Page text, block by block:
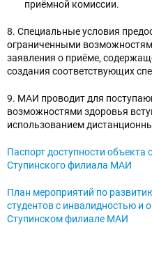
приёмной комиссии.
8. Специальные условия
ограниченными
заявления о приёме,
создания соответствующих
9. МАИ проводит для
возможностями здоровья
использованием
Паспорт доступности
Ступинского филиала МАИ
План мероприятий по
студентов с инвалидностью
Ступинском филиале МАИ